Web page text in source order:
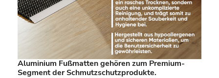
Aluminium Fußmatten gehören zum Premium-
Segment der Schmutzschutzprodukte.